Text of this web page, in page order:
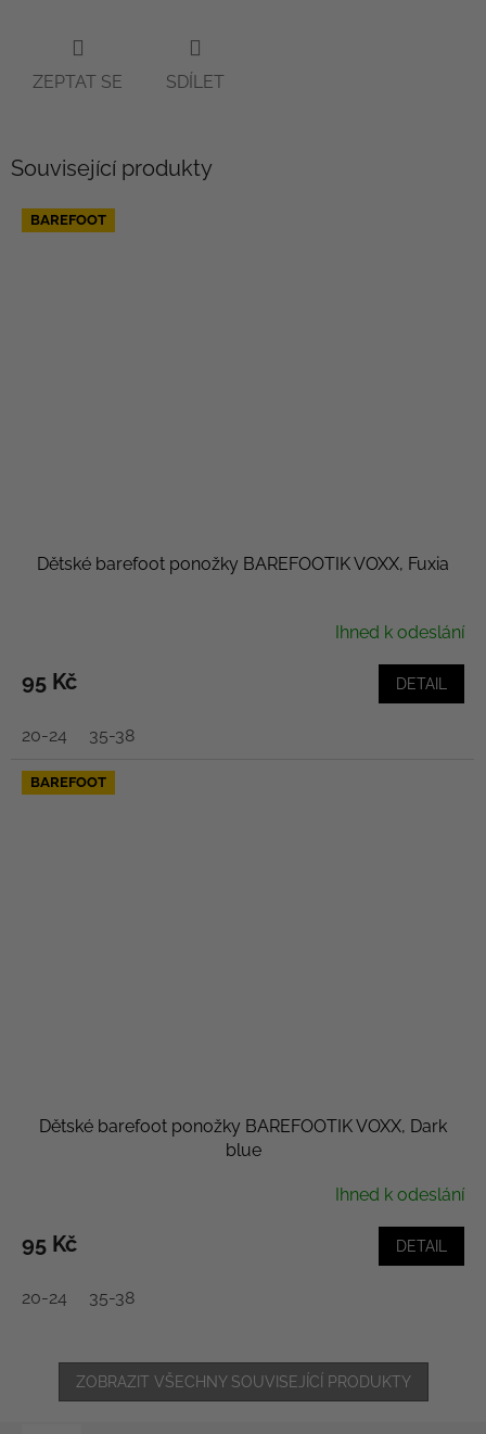
ZEPTAT SE SDÍLET
Související produkty
BAREFOOT
Dětské barefoot ponožky BAREFOOTIK VOXX, Fuxia
Ihned k odeslání
95 Kč DETAIL
20-24 35-38
BAREFOOT
Dětské barefoot ponožky BAREFOOTIK VOXX, Dark
blue
Ihned k odeslání
95 Kč DETAIL
20-24 35-38
ZOBRAZIT VŠECHNY SOUVISEJÍCÍ PRODUKTY